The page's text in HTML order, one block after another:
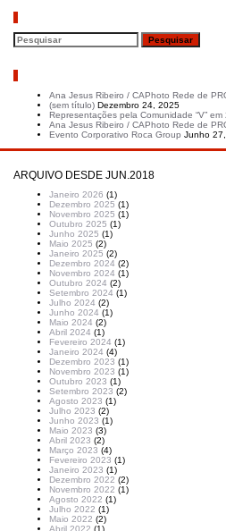
Ana Jesus Ribeiro / CAPhoto Rede de
(sem título) Dezembro 24, 2025
Representações pela Comunidade “V” em
Ana Jesus Ribeiro / CAPhoto Rede de
Evento Corporativo Roca Group Junho
ARQUIVO DESDE JUN.2018
Janeiro 2026 (1)
Dezembro 2025 (1)
Novembro 2025 (1)
Outubro 2025 (1)
Junho 2025 (1)
Maio 2025 (2)
Janeiro 2025 (2)
Dezembro 2024 (2)
Novembro 2024 (1)
Outubro 2024 (2)
Setembro 2024 (1)
Julho 2024 (2)
Junho 2024 (1)
Maio 2024 (2)
Abril 2024 (1)
Fevereiro 2024 (1)
Janeiro 2024 (4)
Dezembro 2023 (1)
Novembro 2023 (1)
Outubro 2023 (1)
Setembro 2023 (2)
Agosto 2023 (1)
Julho 2023 (2)
Junho 2023 (1)
Maio 2023 (3)
Abril 2023 (2)
Março 2023 (4)
Fevereiro 2023 (1)
Janeiro 2023 (1)
Dezembro 2022 (2)
Novembro 2022 (1)
Agosto 2022 (1)
Julho 2022 (1)
Maio 2022 (2)
Abril 2022 (1)